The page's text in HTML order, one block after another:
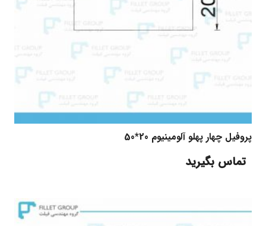
پروفیل چهار پهلو آلومینیوم 20*50
تماس بگیرید